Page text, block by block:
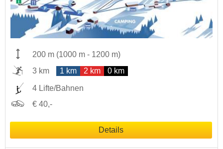
200 m (1000 m - 1200 m)
3 km
1 km 2 km 0 km
4 Lifte/Bahnen
€ 40,-
Details